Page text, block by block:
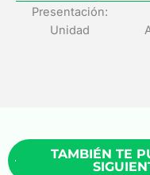
Presentación:
Unidad
TAMBIÉN TE